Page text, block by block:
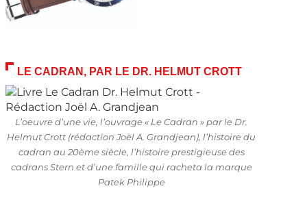
LE CADRAN, PAR LE DR. HELMUT CROTT
L’oeuvre d’une vie, l’ouvrage « Le Cadran » par le Dr.
Helmut Crott (rédaction Joël A. Grandjean), l’histoire du
cadran au 20ème siècle, l’histoire prestigieuse des
cadrans Stern et d’une famille qui racheta la marque
Patek Philippe